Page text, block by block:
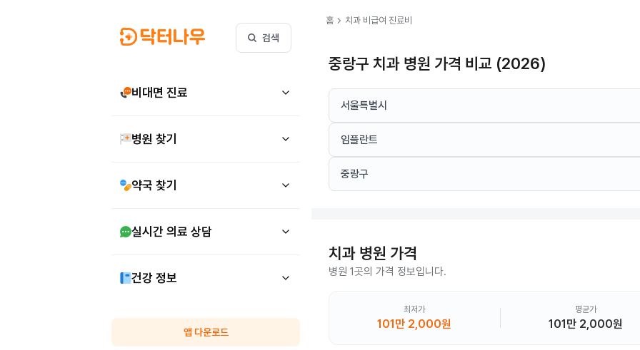
검색
비대면 진료
병원 찾기
약국 찾기
실시간 의료 상담
건강 정보
앱 다운로드
홈 chevron_right 치과 비급여 진료비
중랑구 치과 병원 가격 비교 (2026)
서울특별시
임플란트
중랑구
치과 병원 가격
병원 1곳의 가격 정보입니다.
최저가
101만 2,000원
평균가
101만 2,000원